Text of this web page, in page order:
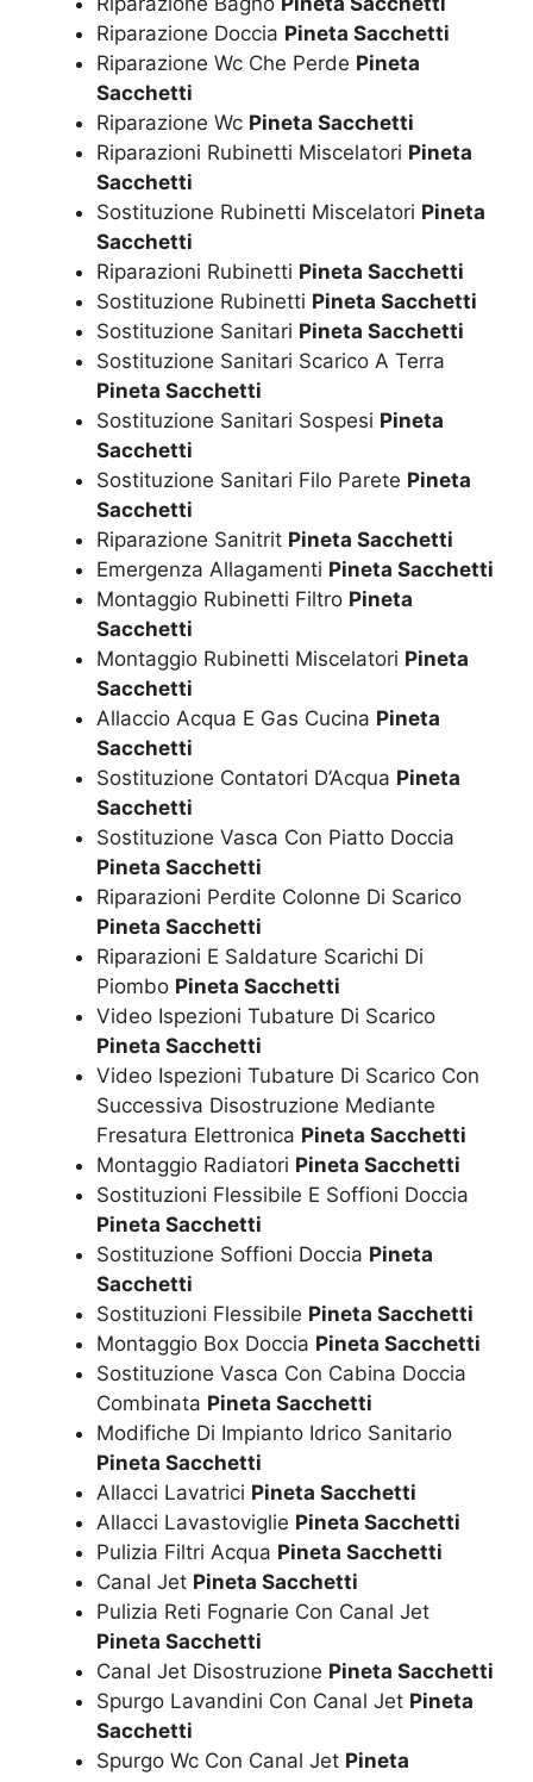
Riparazione Doccia Pineta Sacchetti
Riparazione Wc Che Perde Pineta
Sacchetti
Riparazione Wc Pineta Sacchetti
Riparazioni Rubinetti Miscelatori Pineta
Sacchetti
Sostituzione Rubinetti Miscelatori Pineta
Sacchetti
Riparazioni Rubinetti Pineta Sacchetti
Sostituzione Rubinetti Pineta Sacchetti
Sostituzione Sanitari Pineta Sacchetti
Sostituzione Sanitari Scarico A Terra
Pineta Sacchetti
Sostituzione Sanitari Sospesi Pineta
Sacchetti
Sostituzione Sanitari Filo Parete Pineta
Sacchetti
Riparazione Sanitrit Pineta Sacchetti
Emergenza Allagamenti Pineta Sacchetti
Montaggio Rubinetti Filtro Pineta
Sacchetti
Montaggio Rubinetti Miscelatori Pineta
Sacchetti
Allaccio Acqua E Gas Cucina Pineta
Sacchetti
Sostituzione Contatori D’Acqua Pineta
Sacchetti
Sostituzione Vasca Con Piatto Doccia
Pineta Sacchetti
Riparazioni Perdite Colonne Di Scarico
Pineta Sacchetti
Riparazioni E Saldature Scarichi Di
Piombo Pineta Sacchetti
Video Ispezioni Tubature Di Scarico
Pineta Sacchetti
Video Ispezioni Tubature Di Scarico Con
Successiva Disostruzione Mediante
Fresatura Elettronica Pineta Sacchetti
Montaggio Radiatori Pineta Sacchetti
Sostituzioni Flessibile E Soffioni Doccia
Pineta Sacchetti
Sostituzione Soffioni Doccia Pineta
Sacchetti
Sostituzioni Flessibile Pineta Sacchetti
Montaggio Box Doccia Pineta Sacchetti
Sostituzione Vasca Con Cabina Doccia
Combinata Pineta Sacchetti
Modifiche Di Impianto Idrico Sanitario
Pineta Sacchetti
Allacci Lavatrici Pineta Sacchetti
Allacci Lavastoviglie Pineta Sacchetti
Pulizia Filtri Acqua Pineta Sacchetti
Canal Jet Pineta Sacchetti
Pulizia Reti Fognarie Con Canal Jet
Pineta Sacchetti
Canal Jet Disostruzione Pineta Sacchetti
Spurgo Lavandini Con Canal Jet Pineta
Sacchetti
Spurgo Wc Con Canal Jet Pineta